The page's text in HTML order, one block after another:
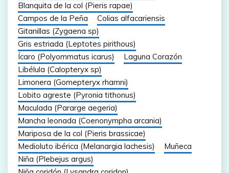
Blanquita de la col (Pieris rapae)
Campos de la Peña
Colias alfacariensis
Gitanillas (Zygaena sp)
Gris estriada (Leptotes pirithous)
Ícaro (Polyommatus icarus)
Laguna Corazón
Libélula (Calopteryx sp)
Limonera (Gomepteryx rhamni)
Lobito agreste (Pyronia tithonus)
Maculada (Pararge aegeria)
Mancha leonada (Coenonympha arcania)
Mariposa de la col (Pieris brassicae)
Medioluto ibérica (Melanargia lachesis)
Muñeca
Niña (Plebejus argus)